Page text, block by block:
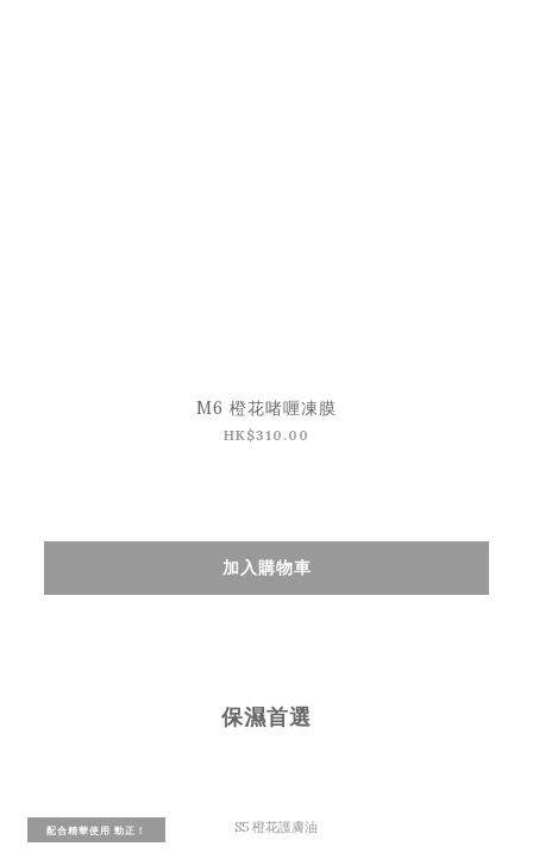
M6 橙花啫喱凍膜
HK$310.00
加入購物車
保濕首選
配合精華使用 勁正！